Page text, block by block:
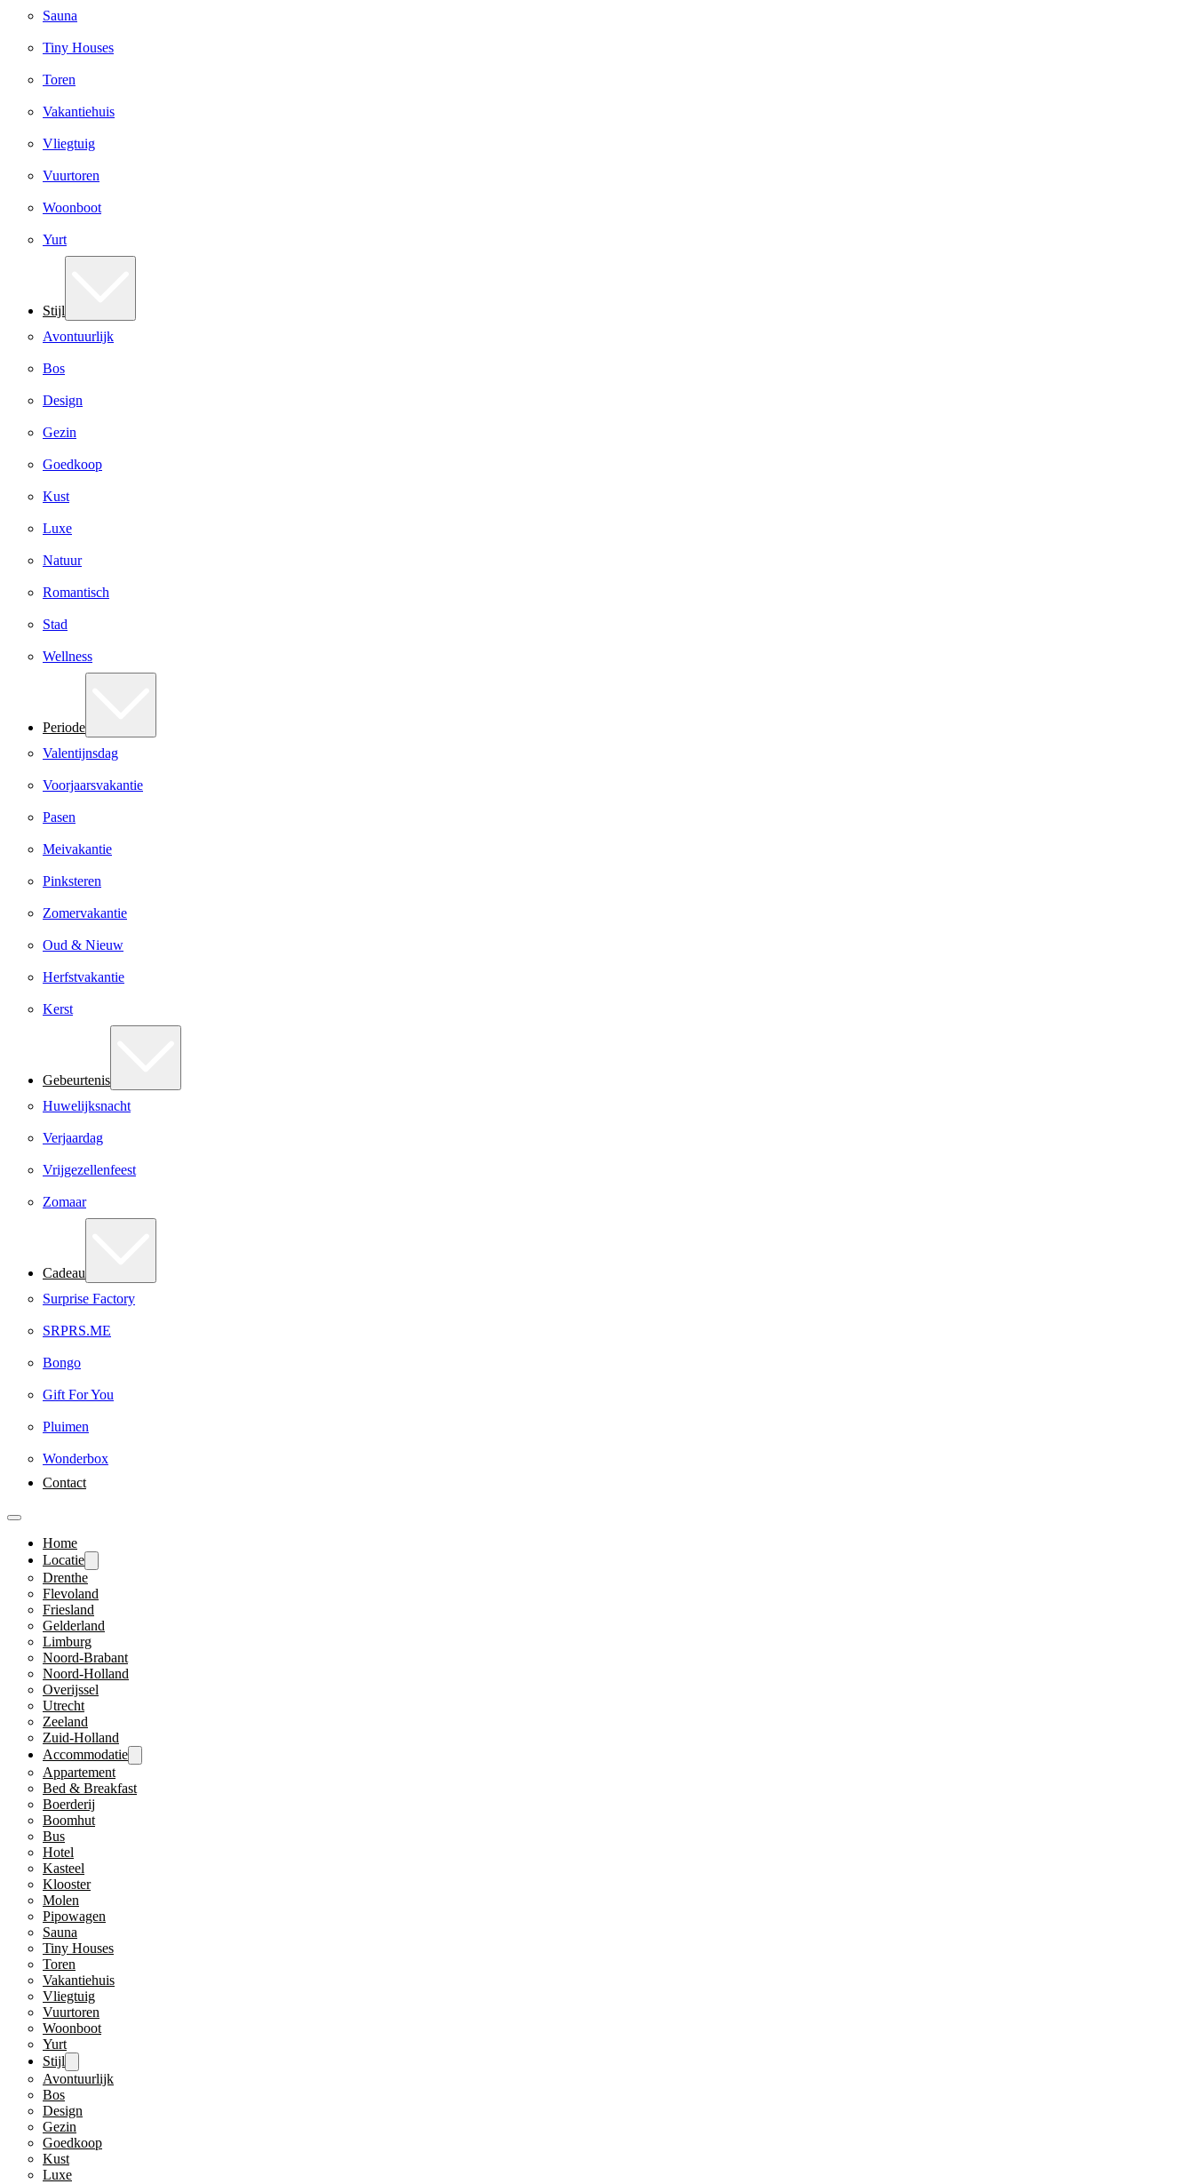
Sauna
Tiny Houses
Toren
Vakantiehuis
Vliegtuig
Vuurtoren
Woonboot
Yurt
Stijl
Avontuurlijk
Bos
Design
Gezin
Goedkoop
Kust
Luxe
Natuur
Romantisch
Stad
Wellness
Periode
Valentijnsdag
Voorjaarsvakantie
Pasen
Meivakantie
Pinksteren
Zomervakantie
Oud & Nieuw
Herfstvakantie
Kerst
Gebeurtenis
Huwelijksnacht
Verjaardag
Vrijgezellenfeest
Zomaar
Cadeau
Surprise Factory
SRPRS.ME
Bongo
Gift For You
Pluimen
Wonderbox
Contact
Home
Locatie
Drenthe
Flevoland
Friesland
Gelderland
Limburg
Noord-Brabant
Noord-Holland
Overijssel
Utrecht
Zeeland
Zuid-Holland
Accommodatie
Appartement
Bed & Breakfast
Boerderij
Boomhut
Bus
Hotel
Kasteel
Klooster
Molen
Pipowagen
Sauna
Tiny Houses
Toren
Vakantiehuis
Vliegtuig
Vuurtoren
Woonboot
Yurt
Stijl
Avontuurlijk
Bos
Design
Gezin
Goedkoop
Kust
Luxe